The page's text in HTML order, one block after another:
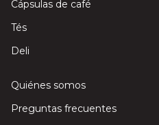
Cápsulas de café
Tés
Deli
Quiénes somos
Preguntas frecuentes